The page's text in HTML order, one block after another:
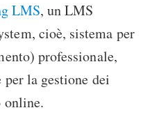
LMS, un LMS
cioè, sistema per
professionale,
la gestione dei
online.